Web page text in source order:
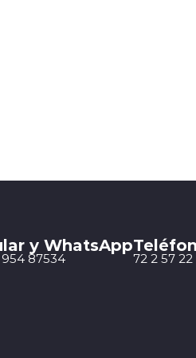
y WhatsApp
954 87534 72 2 57 22